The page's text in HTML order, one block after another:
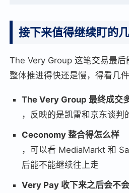
接下来值得继续盯的
The Very Group 这笔交易最后
整体推进得快还是慢，得看几件
The Very Group 最终成交
，反映的是凯雷和京东谈判
Ceconomy 整合得怎么样
，可以看 MediaMarkt 和
后能不能继续往上走
Very Pay 收下来之后会不